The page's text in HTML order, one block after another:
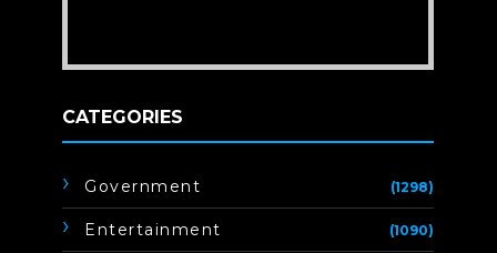
CATEGORIES
Government (1298)
Entertainment (1090)